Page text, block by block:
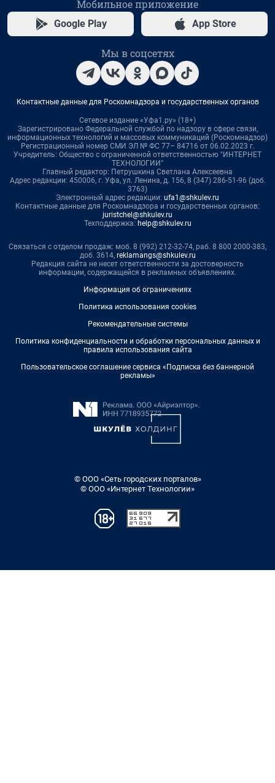
Мобильное приложение
Google Play App Store
Мы в соцсетях
Контактные данные для Роскомнадзора и государственных органов
Сетевое издание «Уфа1.ру» (18+)
Зарегистрировано Федеральной службой по надзору в сфере связи,
информационных технологий и массовых коммуникаций (Роскомнадзор)
Регистрационный номер СМИ ЭЛ № ФС 77– 84716 от 06.02.2023 г.
Учредитель: Общество с ограниченной ответственностью "ИНТЕРНЕТ
ТЕХНОЛОГИИ"
Главный редактор: Петрушкина Светлана Алексеевна
Адрес редакции: 450006, г. Уфа, ул. Ленина, д. 156, 8 (347) 286-51-96 (доб.
3763)
Электронный адрес редакции: ufa1@shkulev.ru
Контактные данные для Роскомнадзора и государственных органов:
juristchel@shkulev.ru
Техподдержка: help@shkulev.ru
Связаться с отделом продаж: моб. 8 (992) 212-32-74, раб. 8 800 2000-383,
доб. 3614, reklamangs@shkulev.ru
Редакция сайта не несет ответственности за достоверность
информации, содержащейся в рекламных объявлениях.
Информация об ограничениях
Политика использования cookies
Рекомендательные системы
Политика конфиденциальности и обработки персональных данных и
правила использования сайта
Пользовательское соглашение сервиса «Подписка без баннерной
рекламы»
© ООО «Сеть городских порталов»
© ООО «Интернет Технологии»